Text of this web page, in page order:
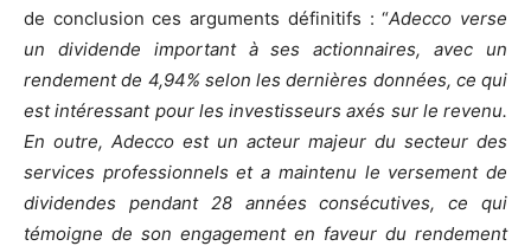
de conclusion ces arguments définitifs : “Adecco verse
un dividende important à ses actionnaires, avec un
rendement de 4,94% selon les dernières données, ce qui
est intéressant pour les investisseurs axés sur le revenu.
En outre, Adecco est un acteur majeur du secteur des
services professionnels et a maintenu le versement de
dividendes pendant 28 années consécutives, ce qui
témoigne de son engagement en faveur du rendement